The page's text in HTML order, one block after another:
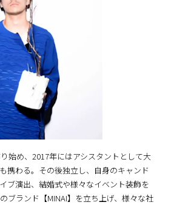
始め、2017年にはアシスタントとして大
携わる。その後独立し、自身のキャンド
ブ演出、結婚式や様々なイベント装飾を
ブランド【MINAI】を立ち上げ、様々な社